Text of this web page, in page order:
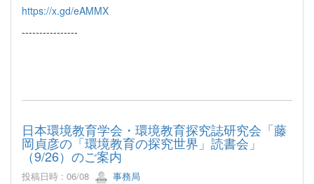
https://x.gd/eAMMX
----------------
日本環境教育学会・環境教育探究誌研究会「藤
岡貞彦の「環境教育の探究世界」読書会」
（9/26）のご案内
投稿日時 : 06/08 事務局